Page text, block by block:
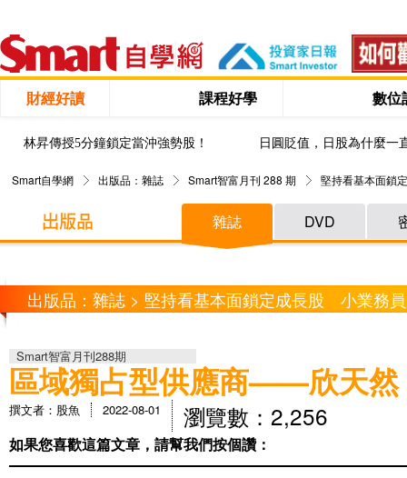
財經好讀 課程好學 數位
林昇傳授5分鐘鎖定當沖強勢股！ 日圓貶值，日股為什麼一
Smart自學網 出版品：雜誌 Smart智富月刊 288 期 堅持看基本面鎖
雜誌 DVD
出版品：雜誌 > 堅持看基本面鎖定成長股 小業務
Smart智富月刊288期
區域獨占型供應商——欣天然
撰文者：股魚 2022-08-01 瀏覽數：2,256
如果您喜歡這篇文章，請幫我們按個讚：